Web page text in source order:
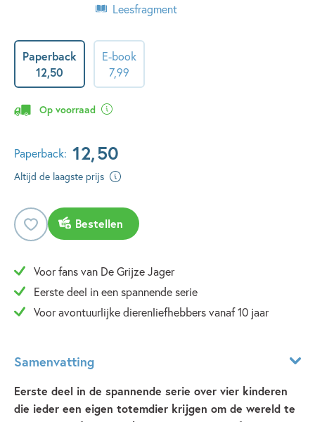
Leesfragment
Paperback
12,50
E-book
7,99
Op voorraad
Paperback: 12,50
Altijd de laagste prijs
Bestellen
Voor fans van De Grijze Jager
Eerste deel in een spannende serie
Voor avontuurlijke dierenliefhebbers vanaf 10 jaar
Samenvatting
Eerste deel in de spannende serie over vier kinderen
die ieder een eigen totemdier krijgen om de wereld te